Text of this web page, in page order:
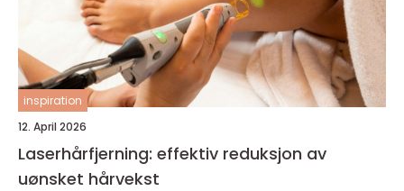
inspiration
12. April 2026
Laserhårfjerning: effektiv reduksjon av
uønsket hårvekst